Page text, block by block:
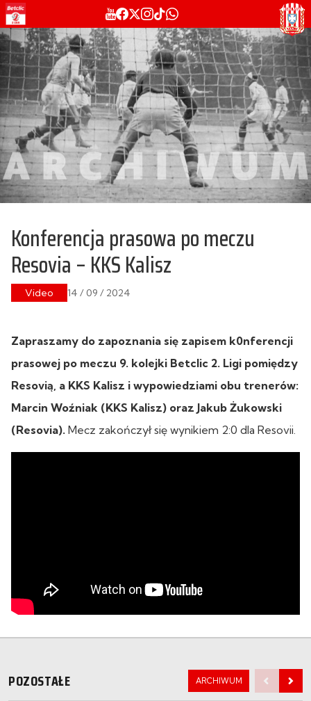
Konferencja prasowa po meczu
Resovia – KKS Kalisz
Video 14 / 09 / 2024
Zapraszamy do zapoznania się zapisem k0nferencji
prasowej po meczu 9. kolejki Betclic 2. Ligi pomiędzy
Resovią, a KKS Kalisz i wypowiedziami obu trenerów:
Marcin Woźniak (KKS Kalisz) oraz Jakub Żukowski
(Resovia). Mecz zakończył się wynikiem 2:0 dla Resovii.
POZOSTAŁE ARCHIWUM